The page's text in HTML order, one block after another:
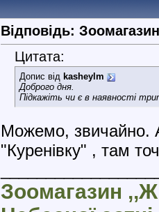
Відповідь:
Цитата:
Допис від kasheylm
Доброго дня.
Підкажіть чи є в наявності
Можемо, звичайно.
"Куренівку" , там
Зоомагазин